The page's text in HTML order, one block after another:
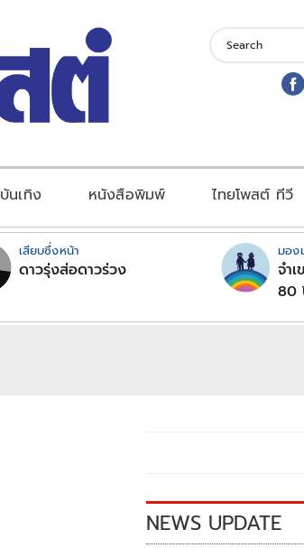
บันเทิง หนังสือพิมพ์ ไทยโพสต์ ทีวี
เสียบซึ่งหน้า
ดาวรุ่งส่อดาวร่วง
มอง
จำ
80
NEWS UPDATE